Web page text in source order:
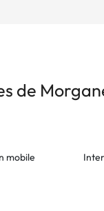
de
mobile